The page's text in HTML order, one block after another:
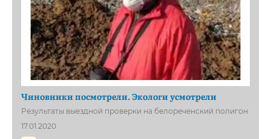
Чиновники посмотрели. Экологи усмотрели
Результаты выездной проверки на белореченский полигон
17.01.2020